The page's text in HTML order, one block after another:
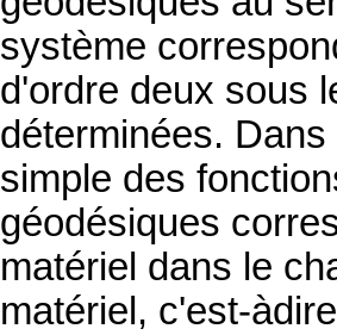
système
d'ordre deux sous
déterminées.
simple des
géodésiques
matériel dans le
matériel, c'est-